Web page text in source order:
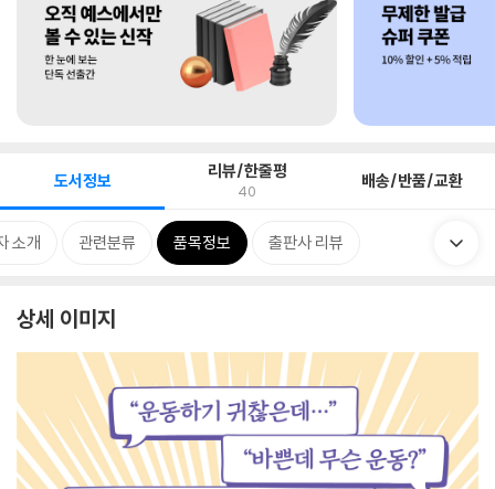
도서정보 리뷰/한줄평
40 배송/반품/교환
소개 관련분류 품목정보 출판사 리뷰
상세 이미지